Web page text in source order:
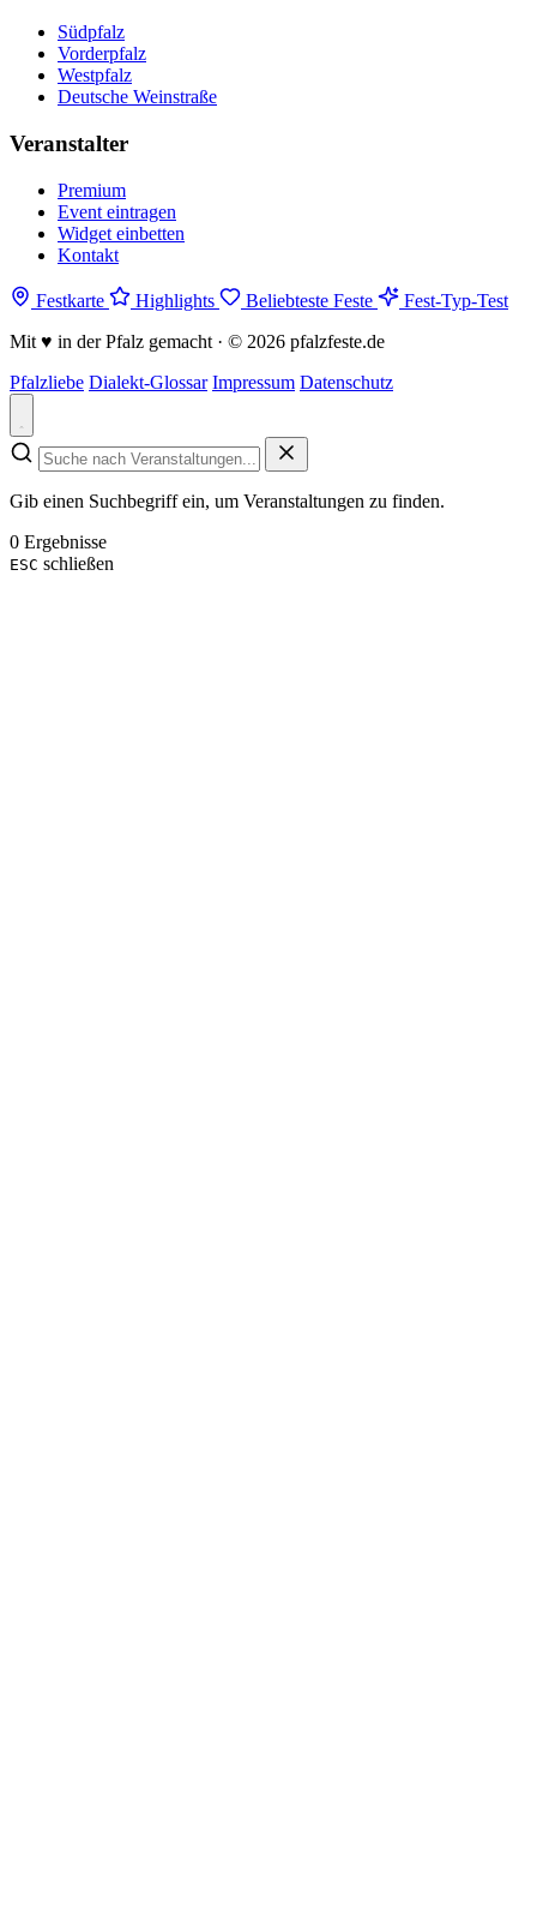
Südpfalz
Vorderpfalz
Westpfalz
Deutsche Weinstraße
Veranstalter
Premium
Event eintragen
Widget einbetten
Kontakt
Festkarte Highlights Beliebteste Feste
Fest-Typ-Test
Mit ♥ in der Pfalz gemacht · © 2026 pfalzfeste.de
Pfalzliebe Dialekt-Glossar Impressum Datenschutz
Gib einen Suchbegriff ein, um Veranstaltungen zu finden.
0 Ergebnisse
ESC schließen